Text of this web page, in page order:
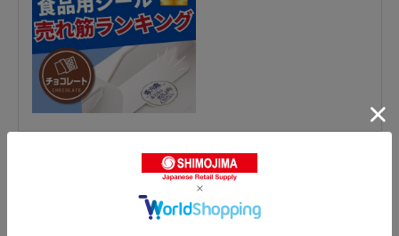
鮮魚シールの人気商品との比較